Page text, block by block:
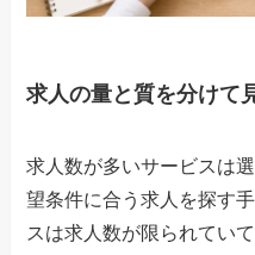
求人の量と質を分けて
求人数が多いサービスは
望条件に合う求人を探す
スは求人数が限られてい